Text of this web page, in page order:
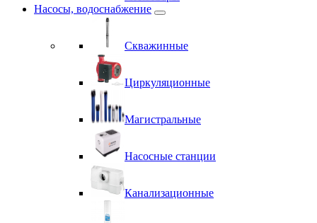
Насосы, водоснабжение
Скважинные
Циркуляционные
Магистральные
Насосные станции
Канализационные